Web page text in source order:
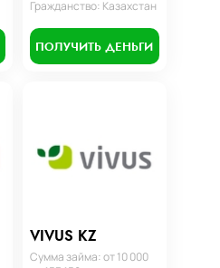
Гражданство: Казахстан
ПОЛУЧИТЬ ДЕНЬГИ
VIVUS KZ
Сумма займа: от 10 000